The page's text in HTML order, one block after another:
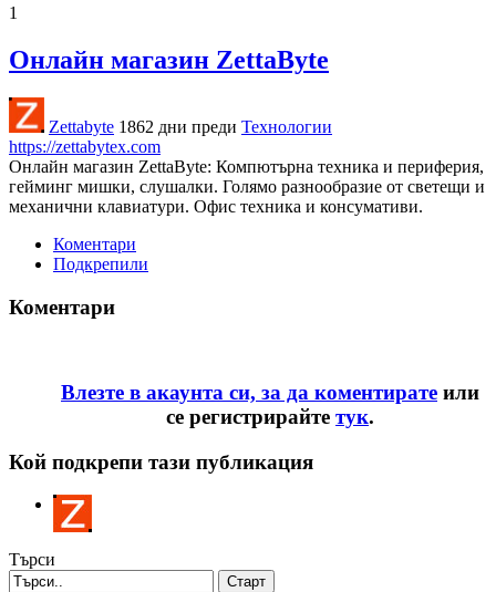
1
Онлайн магазин ZettaByte
Zettabyte 1862 дни преди Технологии
https://zettabytex.com
Онлайн магазин ZettaByte: Компютърна техника и периферия,
гейминг мишки, слушалки. Голямо разнообразие от светещи и
механични клавиатури. Офис техника и консумативи.
Коментари
Подкрепили
Коментари
Влезте в акаунта си, за да коментирате или
се регистрирайте тук.
Кой подкрепи тази публикация
Търси
Старт